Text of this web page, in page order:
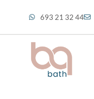
693 21 32 44